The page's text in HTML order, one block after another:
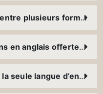
Que faire si je suis perdu entre plusieurs formations ?
Quelles sont les formations en anglais offertes à l’USJ ?
Est-ce que le français est la seule langue d’enseignement à l’USJ ?